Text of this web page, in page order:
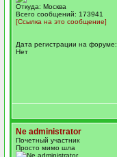
Откуда: Москва
Всего сообщений: 173941
[Ссылка на это сообщение]
Дата регистрации на форуме:
Нет
Ne administrator
Почетный участник
Просто мимо шла